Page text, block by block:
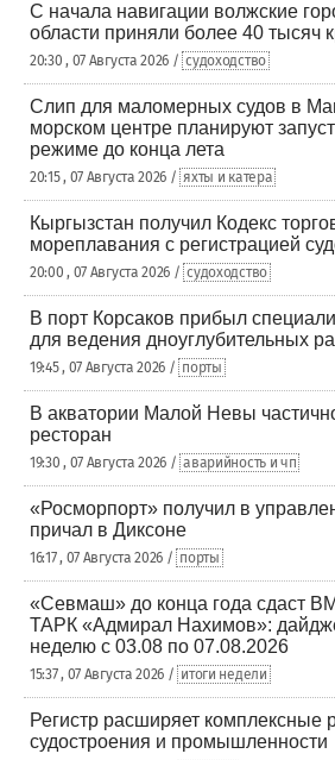
С начала навигации волжские
области приняли более 40 тысяч
20:30 , 07 Августа 2026 / судоходство
Слип для маломерных судов в
морском центре планируют
режиме до конца лета
20:15 , 07 Августа 2026 / яхты и катера
Кыргызстан получил Кодекс
мореплавания с регистрацией
20:00 , 07 Августа 2026 / судоходство
В порт Корсаков прибыл
для ведения дноуглубительных
19:45 , 07 Августа 2026 / порты
В акватории Малой Невы
ресторан
19:30 , 07 Августа 2026 / аварийность и чп
«Росморпорт» получил в
причал в Диксоне
16:17 , 07 Августа 2026 / порты
«Севмаш» до конца года сдаст
ТАРК «Адмирал Нахимов»:
неделю с 03.08 по 07.08.2026
15:37 , 07 Августа 2026 / итоги недели
Регистр расширяет комплексные
судостроения и промышленности